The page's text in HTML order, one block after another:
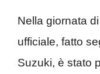
Nella giornata
ufficiale, fatto
Suzuki, è stato